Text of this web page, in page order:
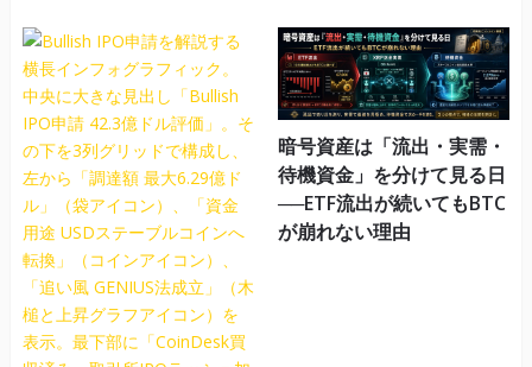
暗号資産は「流出・実需・
待機資金」を分けて見る日
──ETF流出が続いてもBTC
が崩れない理由